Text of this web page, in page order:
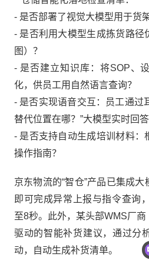
- 是否部署了视觉大模型用于货
- 是否利用大模型生成拣货路径
图）？
- 是否建立知识库：将SOP、
化，供员工用自然语言查询？
- 是否实现语音交互：员工通过
替代位置在哪？”大模型实时回答
- 是否支持自动生成培训材料：
操作指南？
京东物流的“智仓”产品已集成
即可完成异常上报与指令查询
至8秒。此外，某头部WMS厂
驱动的智能补货建议，通过分
动，自动生成补货清单。